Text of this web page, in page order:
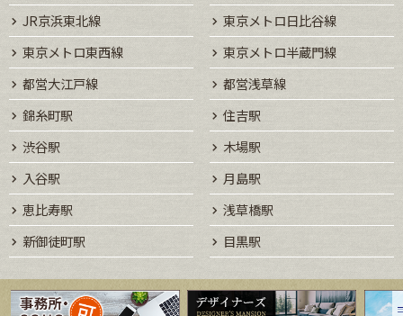
JR京浜東北線
東京メトロ日比谷線
東京メトロ東西線
東京メトロ半蔵門線
都営大江戸線
都営浅草線
錦糸町駅
住吉駅
渋谷駅
木場駅
入谷駅
月島駅
恵比寿駅
浅草橋駅
新御徒町駅
目黒駅